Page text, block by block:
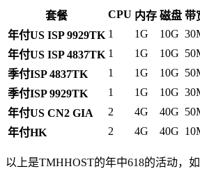
套餐 CPU 内存 磁盘 带
年付US ISP 9929TK 1 1G 10G
年付US ISP 4837TK 1 1G 10G
季付ISP 4837TK
1 1G 10G
季付ISP 9929TK
1 1G 10G
年付US CN2 GIA
2 4G 40G
年付HK
2 4G 40G
以上是TMHHOST的年中618的活动，